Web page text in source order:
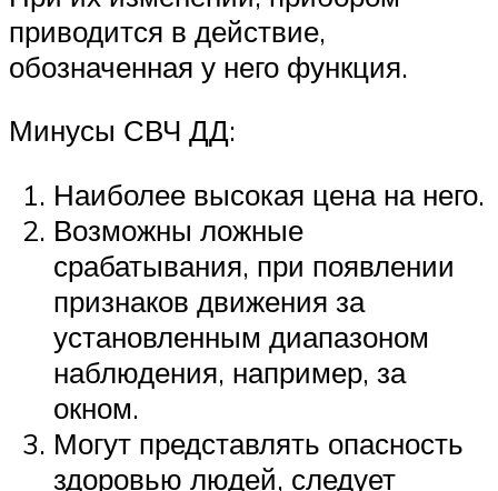
приводится в действие,
обозначенная у него функция.
Минусы СВЧ ДД:
Наиболее высокая цена на него.
Возможны ложные
срабатывания, при появлении
признаков движения за
установленным диапазоном
наблюдения, например, за
окном.
Могут представлять опасность
здоровью людей, следует